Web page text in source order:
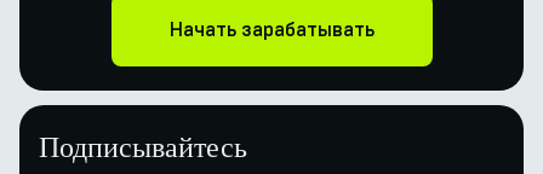
Начать зарабатывать
Подписывайтесь